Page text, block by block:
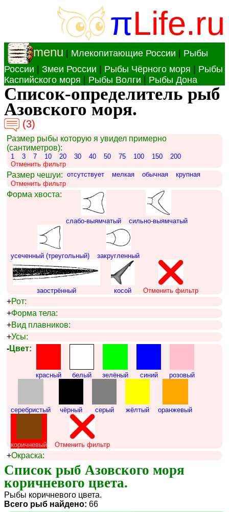
πLife.ru
menu Млекопитающие России
Рыбы
России
Змеи России Рыбы Чёрного моря
Рыбы
Каспийского моря
Рыбы Волги Рыбы Дона
Список-определитель рыб
Азовского моря.
(3)
Размер рыбы которую я увидел примерно
(сантиметров):
1 3 7 10 20 30 40 50 75 100 150
200
Отменить фильтр
Размер чешуи: отсутствует мелкая обычная
крупная
Отменить фильтр
Форма хвоста:
слабо-выямчатый сильно-выямчатый
усеченный (треугольный) закругленный
заострённый косой Отменить фильтр
+Рот:
+Форма тела:
+Вид плавников:
+Усы:
-Цвет:
красный белый зелёный синий розовый
серебристый чёрный серый жёлтый оранжевый
коричневый Отменить фильтр
+Окраска:
Список рыб Азовского моря
коричневого цвета.
Рыбы коричневого цвета.
Всего рыб найдено: 66